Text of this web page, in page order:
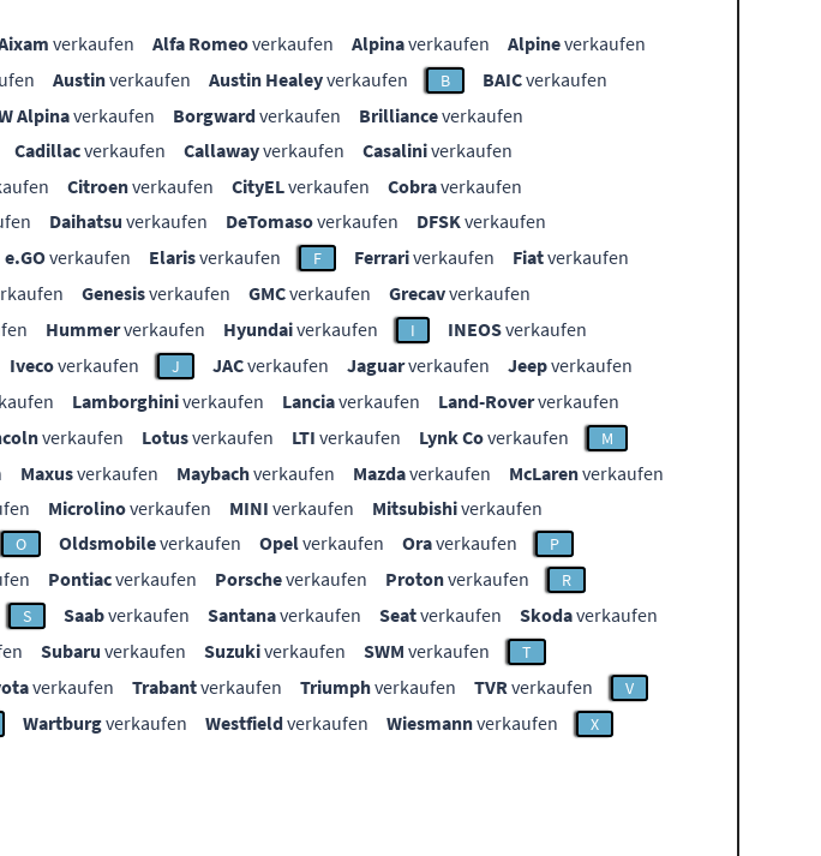
verkaufen Alfa Romeoverkaufen Alpinaverkaufen Alpineverkaufen
Austinverkaufen Austin Healeyverkaufen B BAICverkaufen
Alpinaverkaufen Borgwardverkaufen Brillianceverkaufen
Cadillacverkaufen Callawayverkaufen Casaliniverkaufen
Citroenverkaufen CityELverkaufen Cobraverkaufen
Daihatsu verkaufen DeTomasoverkaufen DFSKverkaufen
e.GOverkaufen Elarisverkaufen F Ferrariverkaufen Fiatverkaufen
Genesisverkaufen GMCverkaufen Grecavverkaufen
Hummerverkaufen Hyundaiverkaufen I INEOSverkaufen
Ivecoverkaufen J JACverkaufen Jaguarverkaufen Jeepverkaufen
Lamborghiniverkaufen Lanciaverkaufen Land-Roververkaufen
verkaufen Lotusverkaufen LTI verkaufen Lynk Coverkaufen M
Maxusverkaufen Maybachverkaufen Mazdaverkaufen McLarenverkaufen
Microlinoverkaufen MINI verkaufen Mitsubishiverkaufen
O Oldsmobileverkaufen Opelverkaufen Oraverkaufen P
Pontiacverkaufen Porscheverkaufen Protonverkaufen R
S Saabverkaufen Santanaverkaufen Seatverkaufen Skodaverkaufen
Subaru verkaufen Suzukiverkaufen SWM verkaufen T
verkaufen Trabantverkaufen Triumphverkaufen TVRverkaufen V
Wartburgverkaufen Westfieldverkaufen Wiesmannverkaufen X